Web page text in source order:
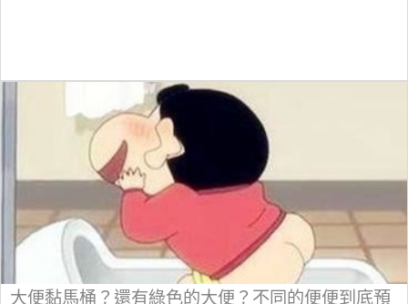
大便黏馬桶？還有綠色的大便？不同的便便到底預